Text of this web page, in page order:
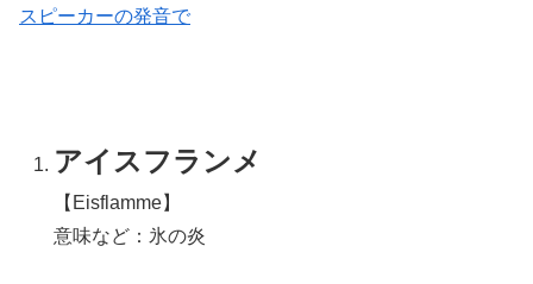
スピーカーの発音で
アイスフランメ
【Eisflamme】
意味など：氷の炎